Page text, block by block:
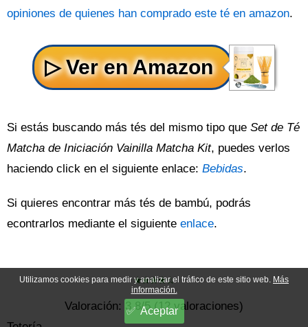
opiniones de quienes han comprado este té en amazon.
Si estás buscando más tés del mismo tipo que Set de Té
Matcha de Iniciación Vainilla Matcha Kit, puedes verlos
haciendo click en el siguiente enlace: Bebidas.
Si quieres encontrar más tés de bambú, podrás
econtrarlos mediante el siguiente enlace.
Valoración: 3.8/5 (12valoraciones)
Utilizamos cookies para medir y analizar el tráfico de este sitio web. Más
información.
Aceptar